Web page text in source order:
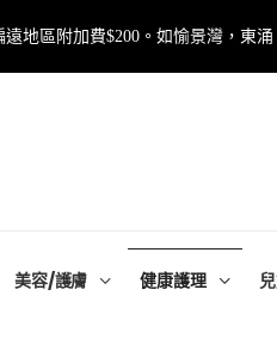
遠地區附加費$200。如愉景灣，東
美容/護膚 健康護理